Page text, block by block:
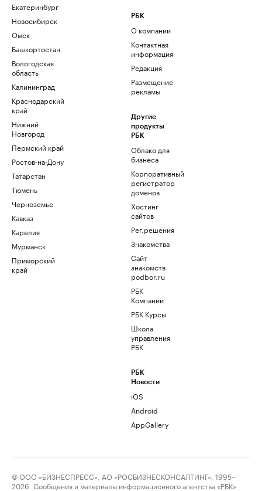
Екатеринбург
Новосибирск
Омск
Башкортостан
Вологодская
область
Калининград
Краснодарский
край
Нижний
Новгород
Пермский край
Ростов-на-Дону
Татарстан
Тюмень
Черноземье
Кавказ
Карелия
Мурманск
Приморский
край
РБК
О компании
Контактная
информация
Редакция
Размещение
рекламы
Другие
продукты
РБК
Облако для
бизнеса
Корпоративный
регистратор
доменов
Хостинг
сайтов
Рег.решения
Знакомства
Сайт
знакомств
podbor.ru
РБК
Компании
РБК Курсы
Школа
управления
РБК
РБК
Новости
iOS
Android
AppGallery
© ООО «БИЗНЕСПРЕСС», АО «РОСБИЗНЕСКОНСАЛТИНГ», 1995–
2026. Сообщения и материалы информационного агентства «РБК»